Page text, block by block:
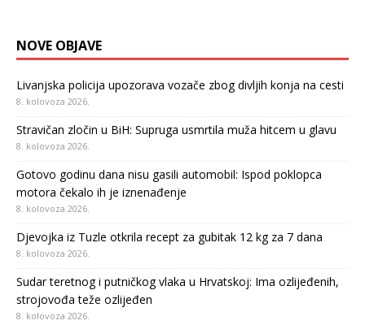
NOVE OBJAVE
Livanjska policija upozorava vozače zbog divljih konja na cesti
8. kolovoza 2026.
Stravičan zločin u BiH: Supruga usmrtila muža hitcem u glavu
8. kolovoza 2026.
Gotovo godinu dana nisu gasili automobil: Ispod poklopca
motora čekalo ih je iznenađenje
8. kolovoza 2026.
Djevojka iz Tuzle otkrila recept za gubitak 12 kg za 7 dana
8. kolovoza 2026.
Sudar teretnog i putničkog vlaka u Hrvatskoj: Ima ozlijeđenih,
strojovođa teže ozlijeđen
8. kolovoza 2026.